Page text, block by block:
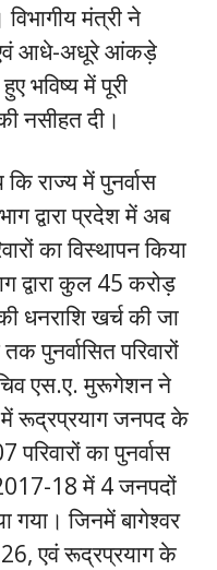
मंत्री ने
एवं आधे-अधूरे आंकड़े
भविष्य में पूरी
नसीहत दी।
कि राज्य में पुनर्वास
द्वारा प्रदेश में अब
का विस्थापन किया
द्वारा कुल 45 करोड़
धनराशि खर्च की जा
पुनर्वासित परिवारों
एस.ए. मुरूगेशन ने
में रूद्रप्रयाग जनपद के
का पुनर्वास
2017-18 में 4 जनपदों
गया। जिनमें बागेश्वर
एवं रूद्रप्रयाग के